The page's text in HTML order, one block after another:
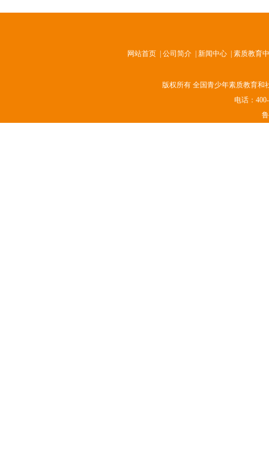
网站首页| 公司简介| 新闻中心| 素质教育
版权所有 全国青少年素质教育和
电话：